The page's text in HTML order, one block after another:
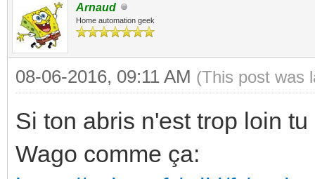
Arnaud
Home automation geek
08-06-2016, 09:11 AM (This post was
Si ton abris n'est trop loin
Wago comme ça: